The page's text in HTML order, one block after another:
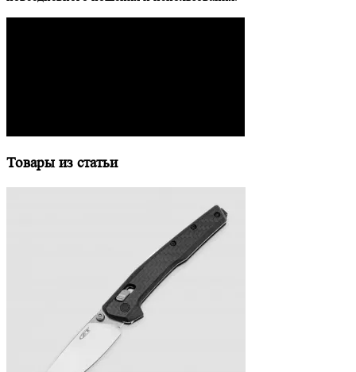
Товары из статьи